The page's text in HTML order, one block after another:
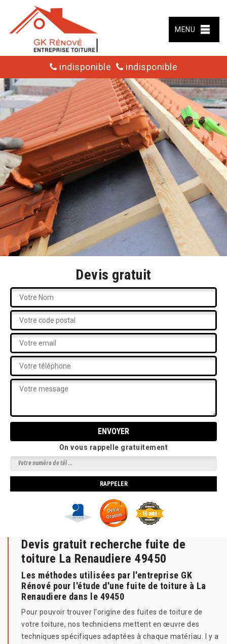
MENU
indisponible indisponible
Devis gratuit
On vous rappelle gratuitement
Devis gratuit recherche fuite de
toiture La Renaudiere 49450
Les méthodes utilisées par l'entreprise GK
Rénové pour l'étude d'une fuite de toiture à La
Renaudiere dans le 49450
Pour pouvoir trouver l'origine des fuites de toiture de
votre toiture, nos techniciens mettent en œuvre des
techniques spécifiques adaptées à chaque matériau. I y a